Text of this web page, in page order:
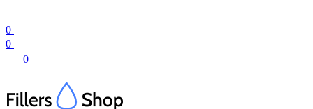
0
0
0